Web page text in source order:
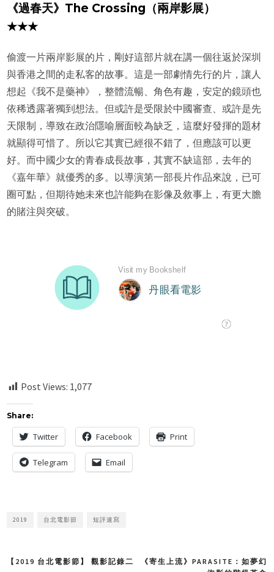
《過春天》The Crossing（兩岸影展）
★★★
偷渡一片兩岸影展的片，剛好這部片就在講一個往返於深圳
與香港之間的走私客的故事。這是一部劇情先行的片，讓人
想起《我不是藥神》，整體流暢、角色有趣，安定的鏡頭也
依稀透露著獨到想法。但或許是受限於中國審查、或許是先
天限制，導致在政治隱喻層面較為缺乏，這麼好發揮的題材
就顯得可惜了。所以它其實已經很不錯了，但應該可以更
好。而中國少女的青春成長故事，其實不缺這部，去年的
《嘉年華》就優秀的多。以導演第一部長片作品來說，已可
圈可點，但期待她未來也許能夠在影像及敘事上，有更大膽
的賭注與突破。
Post Views: 1,077
Share:
Twitter Facebook Print
Telegram Email
2019 台北電影節 短評速寫
Post
《寄生上流》PARASITE：如夢幻
【2019 台北電影節】 觀影記錄二